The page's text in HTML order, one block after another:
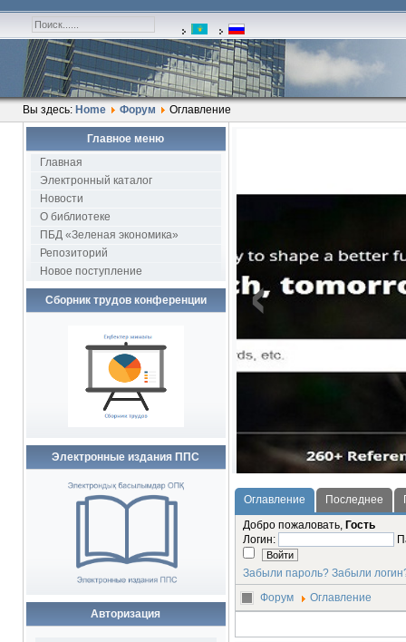
Вы здесь: Home Форум Оглавление
Главное меню
Главная
Электронный каталог
Новости
О библиотеке
ПБД «Зеленая экономика»
Репозиторий
Новое поступление
Сборник трудов конференции
Электронные издания ППС
Авторизация
‹
Оглавление Последнее
Добро пожаловать, Гость
Логин:
Забыли пароль? Забыли
Форум
Оглавление